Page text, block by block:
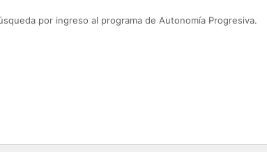
por ingreso al programa de Autonomía Progresiva.